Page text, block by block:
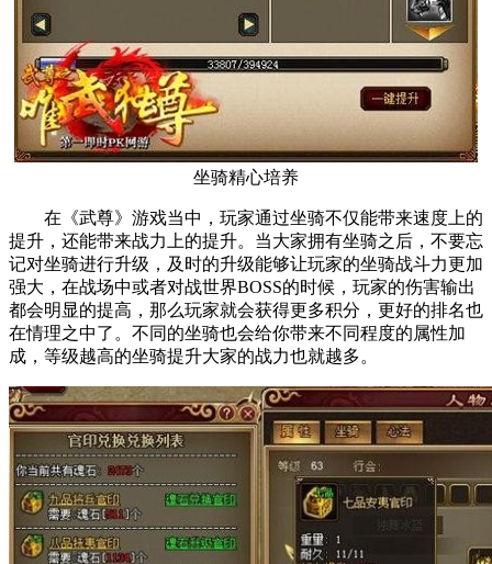
坐骑精心培养
在《武尊》游戏当中，玩家通过坐骑不仅能带来速度上的
提升，还能带来战力上的提升。当大家拥有坐骑之后，不要忘
记对坐骑进行升级，及时的升级能够让玩家的坐骑战斗力更加
强大，在战场中或者对战世界BOSS的时候，玩家的伤害输出
都会明显的提高，那么玩家就会获得更多积分，更好的排名也
在情理之中了。不同的坐骑也会给你带来不同程度的属性加
成，等级越高的坐骑提升大家的战力也就越多。